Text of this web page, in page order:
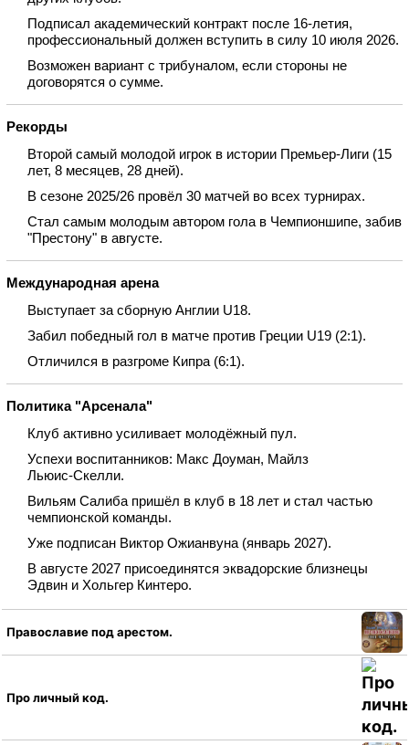
Подписал академический контракт после 16‑летия,
профессиональный должен вступить в силу 10 июля 2026.
Возможен вариант с трибуналом, если стороны не
договорятся о сумме.
Рекорды
Второй самый молодой игрок в истории Премьер‑Лиги (15
лет, 8 месяцев, 28 дней).
В сезоне 2025/26 провёл 30 матчей во всех турнирах.
Стал самым молодым автором гола в Чемпионшипе, забив
"Престону" в августе.
Международная арена
Выступает за сборную Англии U18.
Забил победный гол в матче против Греции U19 (2:1).
Отличился в разгроме Кипра (6:1).
Политика "Арсенала"
Клуб активно усиливает молодёжный пул.
Успехи воспитанников: Макс Доуман, Майлз
Льюис‑Скелли.
Вильям Салиба пришёл в клуб в 18 лет и стал частью
чемпионской команды.
Уже подписан Виктор Ожианвуна (январь 2027).
В августе 2027 присоединятся эквадорские близнецы
Эдвин и Хольгер Кинтеро.
Православие под арестом.
Про личный код.